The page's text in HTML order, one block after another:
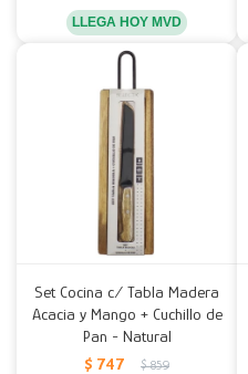
LLEGA HOY MVD
Set Cocina c/ Tabla Madera
Acacia y Mango + Cuchillo de
Pan - Natural
$ 747 $ 859